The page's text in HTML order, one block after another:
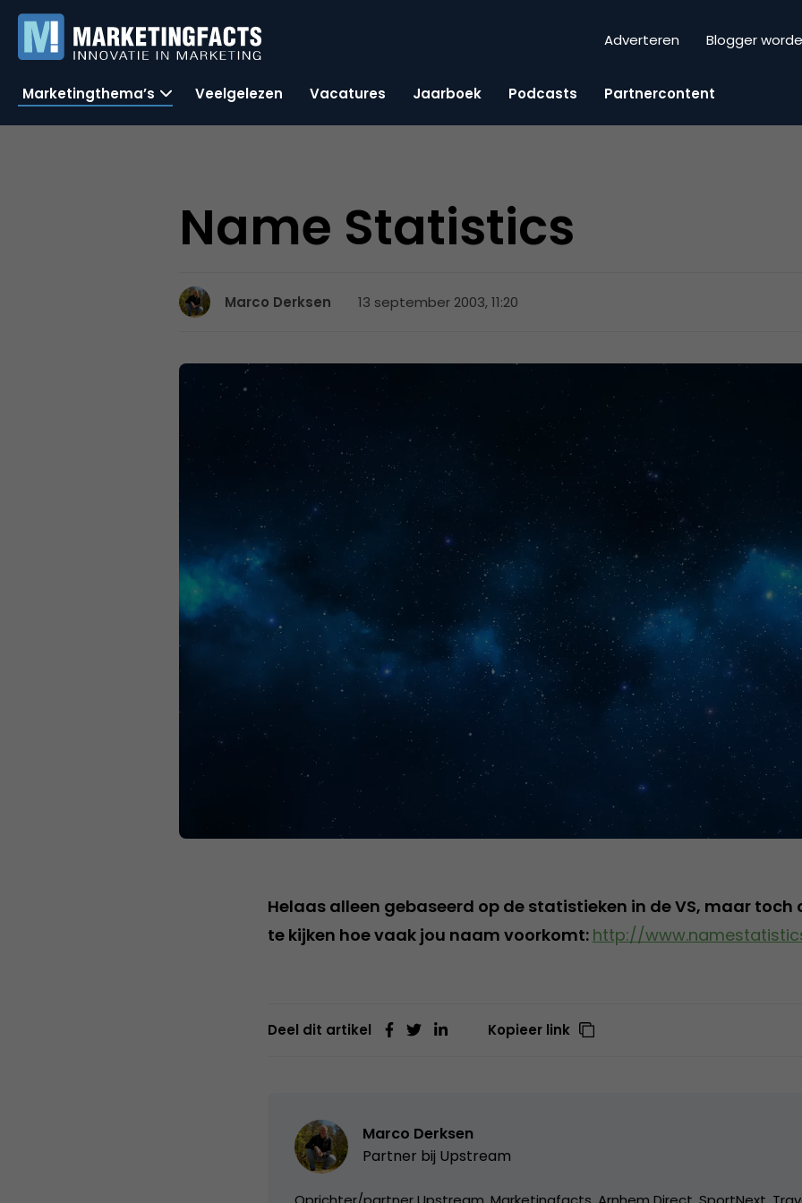
Adverteren Blogger
Marketingthema’s Veelgelezen Vacatures Jaarboek Podcasts Partnercontent
Name Statistics
Marco Derksen 13 september 2003, 11:20
Helaas alleen gebaseerd op de statistieken in de VS, maar toch
te kijken hoe vaak jou naam voorkomt: http://
Deel dit artikel Kopieer link
Marco Derksen
Partner bij Upstream